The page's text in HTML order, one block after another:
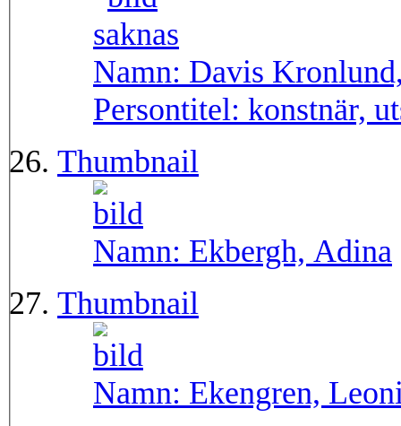
Namn: Davis
Persontitel: konstnär,
Thumbnail
Namn: Ekbergh, Adina
Thumbnail
Namn: Ekengren,